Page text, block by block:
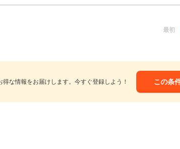
最初
得な情報をお届けします。今すぐ登録しよう！ この条